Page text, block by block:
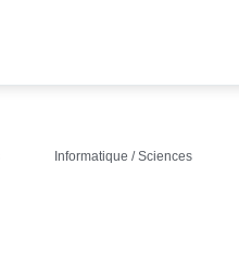
Informatique / Sciences